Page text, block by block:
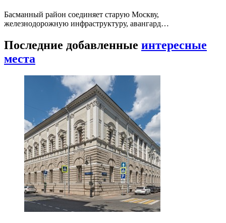
Басманный район соединяет старую Москву,
железнодорожную инфраструктуру, авангард…
Последние добавленные интересные
места